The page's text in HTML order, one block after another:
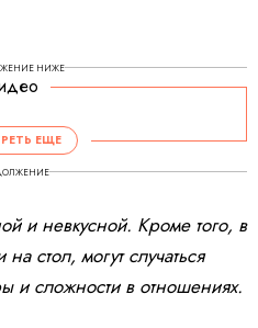
НИЖЕ
ЕЩЕ
и невкусной. Кроме того, в
стол, могут случаться
и сложности в отношениях.